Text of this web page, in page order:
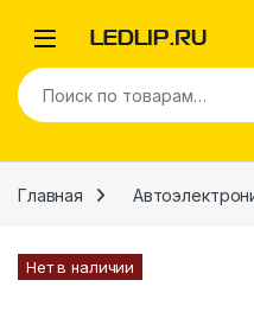
Искать:
Главная
Нет в наличии